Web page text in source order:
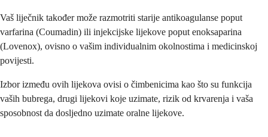
Vaš liječnik također može razmotriti starije antikoagulanse poput
varfarina (Coumadin) ili injekcijske lijekove poput enoksaparina
(Lovenox), ovisno o vašim individualnim okolnostima i medicinskoj
povijesti.
Izbor između ovih lijekova ovisi o čimbenicima kao što su funkcija
vaših bubrega, drugi lijekovi koje uzimate, rizik od krvarenja i vaša
sposobnost da dosljedno uzimate oralne lijekove.